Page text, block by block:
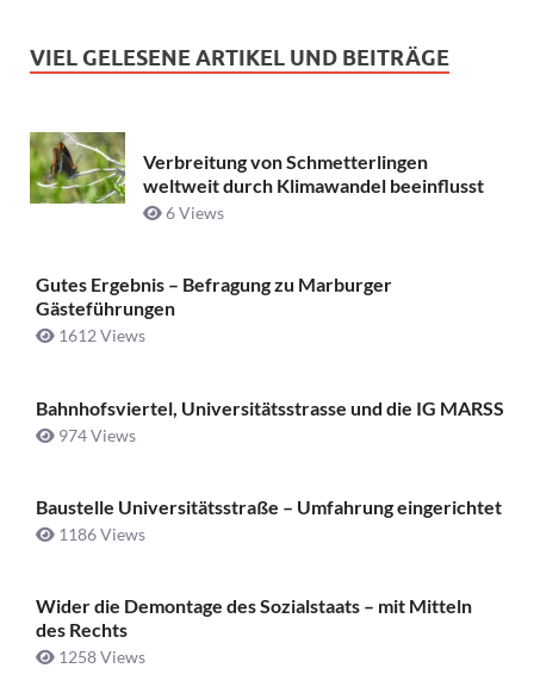
VIEL GELESENE ARTIKEL UND BEITRÄGE
Verbreitung von Schmetterlingen
weltweit durch Klimawandel beeinflusst
6 Views
Gutes Ergebnis – Befragung zu Marburger
Gästeführungen
1612 Views
Bahnhofsviertel, Universitätsstrasse und die IG MARSS
974 Views
Baustelle Universitätsstraße ­– Umfahrung eingerichtet
1186 Views
Wider die Demontage des Sozialstaats – mit Mitteln
des Rechts
1258 Views